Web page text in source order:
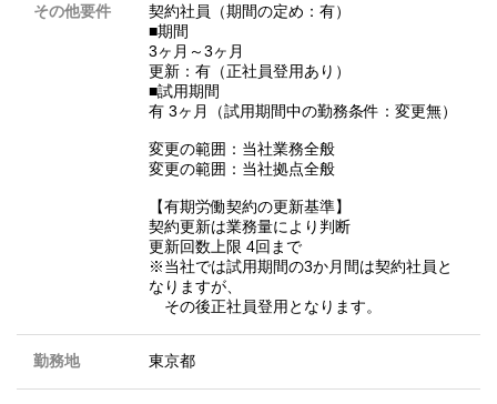
その他要件
契約社員（期間の定め：有）
■期間
3ヶ月～3ヶ月
更新：有（正社員登用あり）
■試用期間
有 3ヶ月（試用期間中の勤務条件：変更無）
変更の範囲：当社業務全般
変更の範囲：当社拠点全般
【有期労働契約の更新基準】
契約更新は業務量により判断
更新回数上限 4回まで
※当社では試用期間の3か月間は契約社員と
なりますが、
その後正社員登用となります。
勤務地 東京都